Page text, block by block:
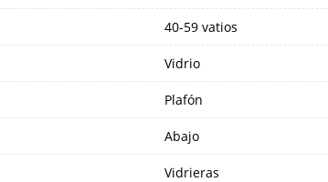
40-59 vatios
Vidrio
Plafón
Abajo
Vidrieras